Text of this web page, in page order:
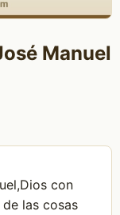
Manuel
con
las cosas